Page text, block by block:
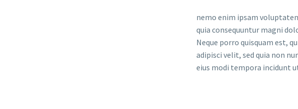
nemo enim ipsam
quia consequuntur magni
Neque porro quisquam est,
adipisci velit, sed quia non
eius modi tempora incidunt